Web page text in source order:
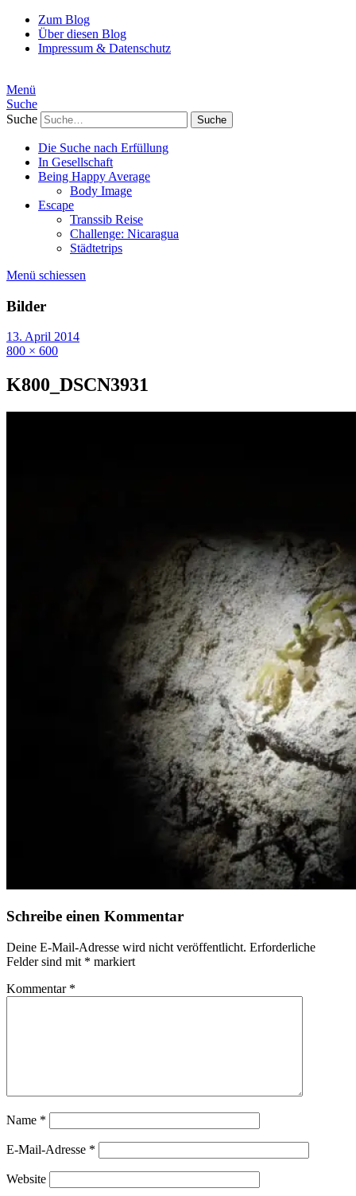
Zum Blog
Über diesen Blog
Impressum & Datenschutz
Menü
Suche
Suche
Die Suche nach Erfüllung
In Gesellschaft
Being Happy Average
Body Image
Escape
Transsib Reise
Challenge: Nicaragua
Städtetrips
Menü schiessen
Bilder
13. April 2014
800 × 600
K800_DSCN3931
Schreibe einen Kommentar
Deine E-Mail-Adresse wird nicht veröffentlicht. Erforderliche
Felder sind mit * markiert
Kommentar *
Name *
E-Mail-Adresse *
Website